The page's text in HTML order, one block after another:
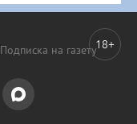
Подписка на газету18+